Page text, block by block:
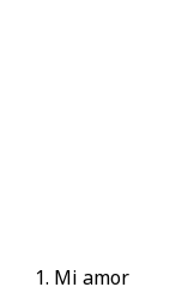
Mi amor